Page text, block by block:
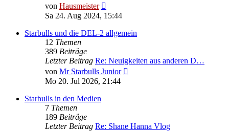
von Hausmeister
Beitrag
Sa 24. Aug 2024, 15:44
Starbulls und die DEL-2 allgemein
12 Themen
389 Beiträge
Letzter Beitrag Re: Neuigkeiten aus anderen D…
von Mr Starbulls Junior
Mo 20. Jul 2026, 21:44
Starbulls in den Medien
7 Themen
189 Beiträge
Letzter Beitrag Re: Shane Hanna Vlog